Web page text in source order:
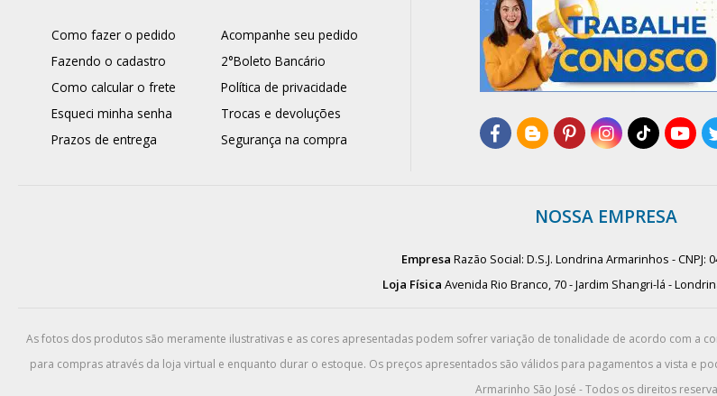
Como fazer o pedido
Fazendo o cadastro
Como calcular o frete
Esqueci minha senha
Prazos de entrega
Acompanhe seu pedido
2°Boleto Bancário
Política de privacidade
Trocas e devoluções
Segurança na compra
NOSSA EMPRESA
Empresa Razão Social: D.S.J. Londrina Armarinhos - CNPJ:
Loja Física Avenida Rio Branco, 70 - Jardim Shangri-lá -
As fotos dos produtos são meramente ilustrativas e as cores apresentadas podem sofrer variação de tonalidade de acordo com a
para compras através da loja virtual e enquanto durar o estoque. Os preços apresentados são válidos para pagamentos a vista e
Armarinho São José - Todos os direitos